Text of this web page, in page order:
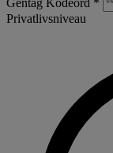
Gentag Kodeord *
Privatlivsniveau